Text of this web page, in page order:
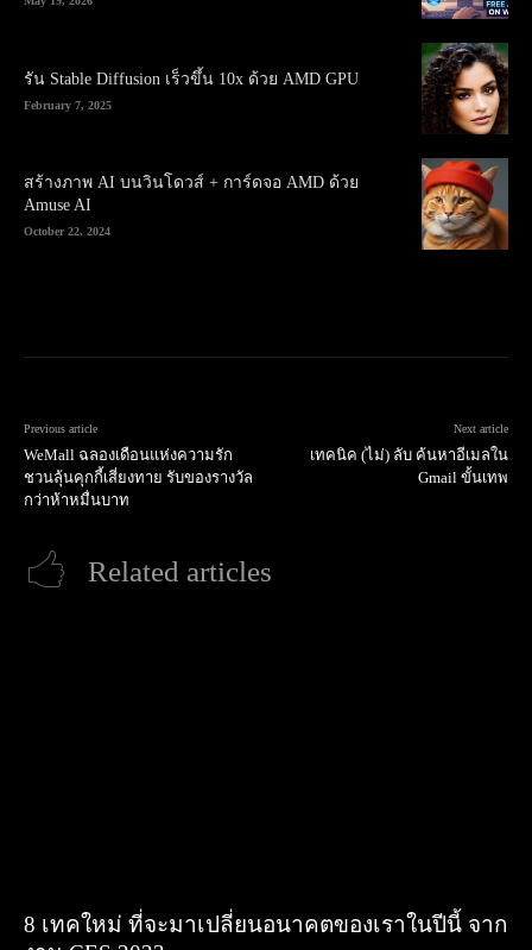
รัน Stable Diffusion เร็วขึ้น 10x ด้วย AMD GPU
February 7, 2025
สร้างภาพ AI บนวินโดวส์ + การ์ดจอ AMD ด้วย
Amuse AI
October 22, 2024
Previous article
WeMall ฉลองเดือนแห่งความรัก
ชวนลุ้นคุกกี้เสี่ยงทาย รับของรางวัล
กว่าห้าหมื่นบาท
Next article
เทคนิค (ไม่) ลับ ค้นหาอีเมลใน
Gmail ขั้นเทพ
Related articles
8 เทคใหม่ ที่จะมาเปลี่ยนอนาคตของเราในปีนี้ จาก